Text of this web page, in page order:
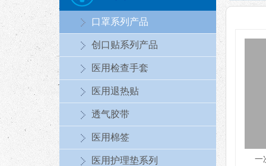
口罩系列产品
创口贴系列产品
医用检查手套
医用退热贴
透气胶带
医用棉签
医用护理垫系列 一